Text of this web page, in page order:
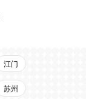
江门
苏州